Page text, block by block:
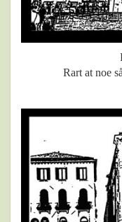
Rart at noe